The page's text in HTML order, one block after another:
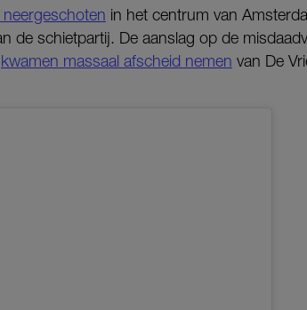
in het centrum van
de schietpartij. De aanslag op de
kwamen massaal afscheid nemen van De